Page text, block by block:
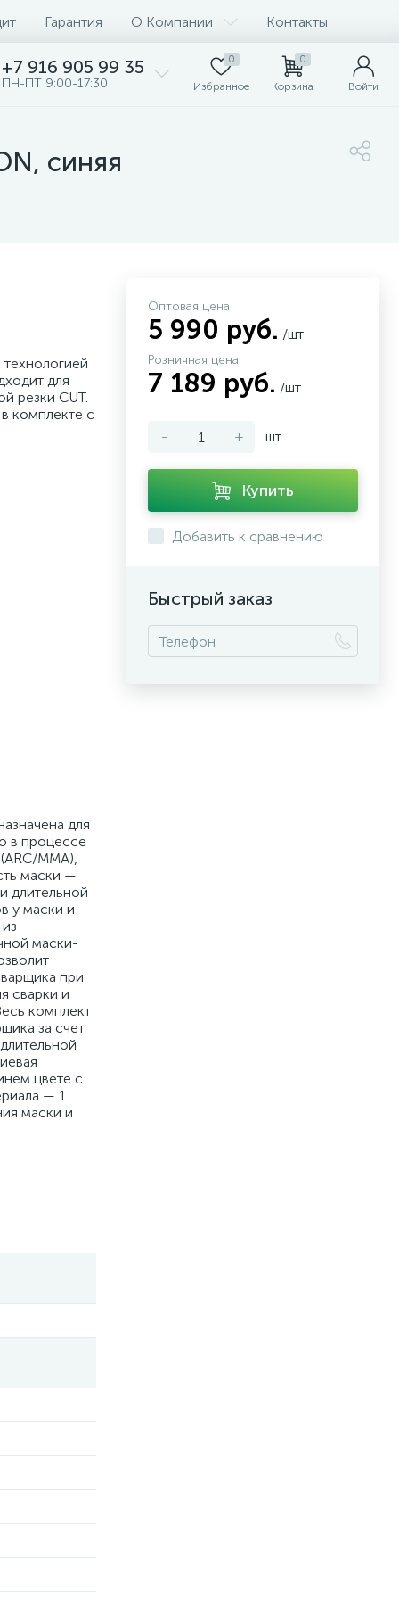
Гарантия О Компании Контакты
+7 916 905 99 35
ПН-ПТ 9:00-17:30
0
Избранное
0
Корзина Войти
синяя
для
резки CUT.
комплекте с
для
в процессе
MMA),
маски —
длительной
у маски и
маски-
при
сварки и
комплект
за счет
цвете с
— 1
маски и
Оптовая цена
5 990 руб. /шт
Розничная цена
7 189 руб. /шт
- + шт
Купить
Добавить к сравнению
Быстрый заказ